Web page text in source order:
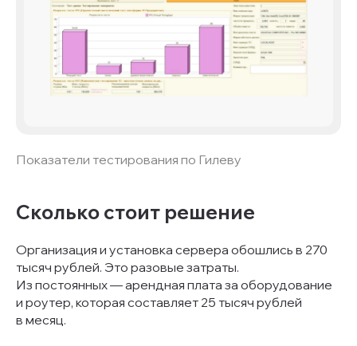
Показатели тестирования по Гилеву
Сколько стоит решение
Организация и установка сервера обошлись в 270
тысяч рублей. Это разовые затраты.
Из постоянных — арендная плата за оборудование
и роутер, которая составляет 25 тысяч рублей
в месяц.